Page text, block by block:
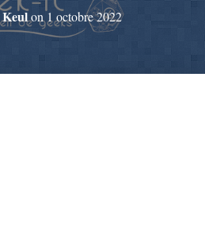
Keulon1 octobre 2022